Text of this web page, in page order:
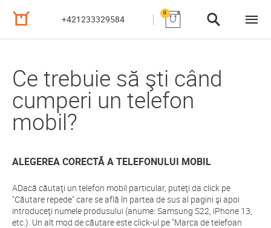
+421233329584
0
Ce trebuie să şti când
cumperi un telefon
mobil?
ALEGEREA CORECTĂ A TELEFONULUI MOBIL
ADacă căutaţi un telefon mobil particular, puteţi da click pe
"Căutare repede" care se află în partea de sus al pagini şi apoi
introduceţi numele produsului (anume: Samsung S22, iPhone 13,
etc.). Un alt mod de căutare este click-ul pe "Marca de telefoan